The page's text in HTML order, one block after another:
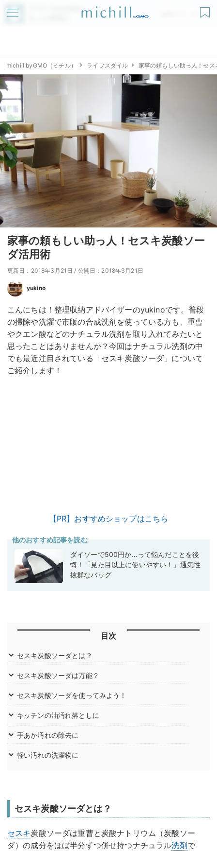
アプリでmichillが
無料ダウンロード
michill byGMO（ミチル） ライフスタイル 家事の頼もしい助っ人！セ
家事の頼もしい助っ人！セスキ炭酸ソー
ダ活用術
更新日：2018年3月21日 / 公開日：2018年3月21日
yukino
こんにちは！整理収納アドバイザーのyukinoです。普段
の掃除や洗濯で市販の合成洗剤を使っている方も、重曹
やクエン酸などのナチュラル洗剤を取り入れてみたいと
思ったことはありませんか？今回はナチュラル洗剤の中
でも最近注目されている「セスキ炭酸ソーダ」について
ご紹介します！
【PR】おすすめショップはこちら
他のおすすめ記事を読む
ダイソーで500円か…って悩んだことを後
悔！「見た目以上に使いやすい！」通気性
抜群なバッグ
目次
セスキ炭酸ソーダとは？
セスキ炭酸ソーダは万能？
セスキ炭酸ソーダを使ってみよう！
キッチンの油汚れ落としに
手あか汚れの除去に
軽い汚れの洗濯物に
セスキ炭酸ソーダとは？
セスキ炭酸ソーダは重曹と炭酸ナトリウム（炭酸ソー
ダ）の成分をほぼ半分ずつ併せ持つナチュラル洗剤で